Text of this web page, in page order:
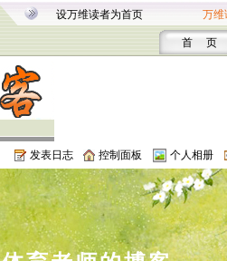
设万维读者为首页 万维
首 页
发表日志 控制面板 个人相册